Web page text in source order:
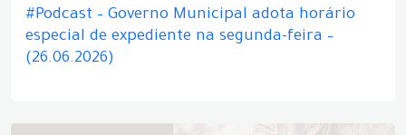
#Podcast – Governo Municipal adota horário
especial de expediente na segunda-feira –
(26.06.2026)